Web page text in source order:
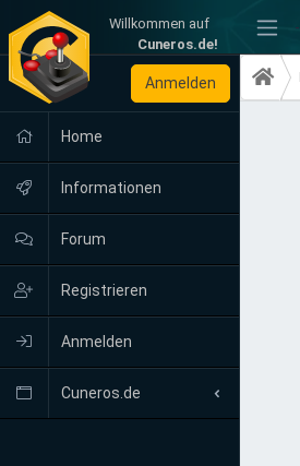
Willkommen auf
Cuneros.de!
-
Anmelden
Home
Informationen
Forum
Registrieren
Anmelden
Cuneros.de